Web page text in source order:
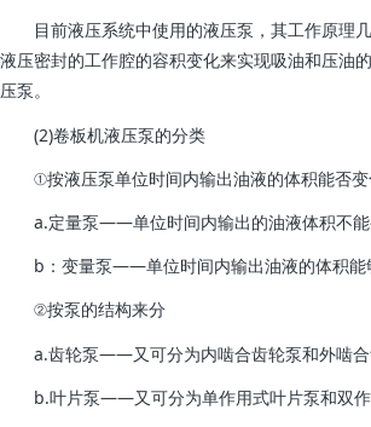
目前液压系统中使用的液压泵，其工作原理
液压密封的工作腔的容积变化来实现吸油和压油
压泵。
(2)卷板机液压泵的分类
①按液压泵单位时间内输出油液的体积能否变
a.定量泵——单位时间内输出的油液体积不能
b：变量泵——单位时间内输出油液的体积能
②按泵的结构来分
a.齿轮泵——又可分为内啮合齿轮泵和外啮合
b.叶片泵——又可分为单作用式叶片泵和双作